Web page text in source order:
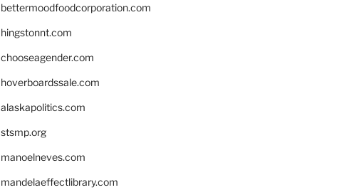
bettermoodfoodcorporation.com
hingstonnt.com
chooseagender.com
hoverboardssale.com
alaskapolitics.com
stsmp.org
manoelneves.com
mandelaeffectlibrary.com